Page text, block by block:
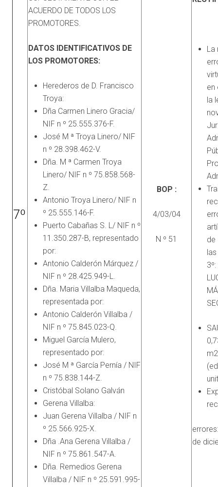
7º
ACUERDO DE TODOS LOS
PROMOTORES.
DATOS IDENTIFICATIVOS DE
LOS PROMOTORES:
Herederos de D. Francisco
Troya:
Dña Carmen Linero Gracia/
NIF n º 25.555.376-F.
José M ª Troya Linero/ NIF
n º 28.398.462-V.
Dña. M ª Carmen Troya
Linero/ NIF n º 75.858.568-
Z.
Antonio Troya Linero/ NIF n
º 25.555.146-F.
Puerto Cabañas S. L/ NIF n º
11.350.287-B, representado
por:
Antonio Calderón Márquez /
NIF n º 28.425.949-L.
Dña. Maria Villalba Maqueda,
representada por:
Antonio Calderón Villalba /
NIF n º 75.845.023-Q.
Miguel García Mulero,
representado por:
José M ª García Pernía / NIF
n º 75.838.144-Z.
Cristóbal Solano Galván
Gerena Villalba:
Juan Gerena Villalba / NIF n
º 25.566.925-X.
Dña .Ana Gerena Villalba /
NIF n º 75.861.547-A.
Dña. Remedios Gerena
Villalba / NIF n º 25.591.995-
BOP :
4/03/04
N º 51
La
en
la
de
de